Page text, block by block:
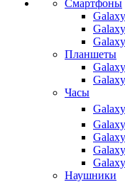
Смартфоны
Планшеты
Часы
Наушники